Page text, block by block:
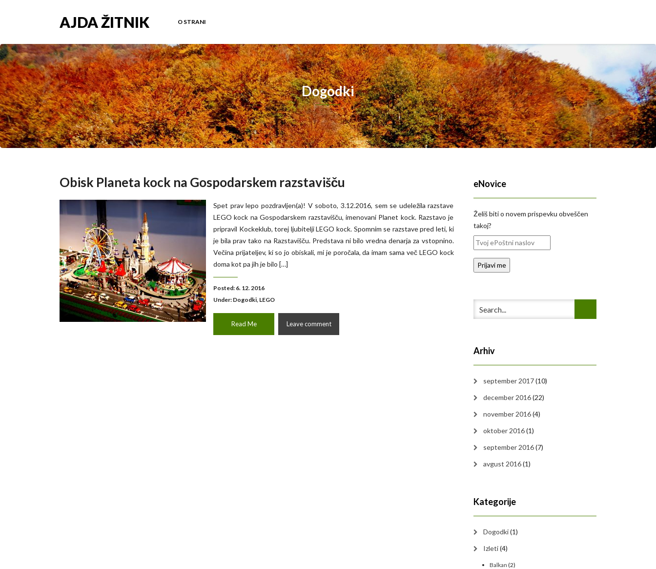
AJDA ŽITNIK O STRANI
Dogodki
Obisk Planeta kock na Gospodarskem razstavišču
Spet prav lepo pozdravljen(a)! V soboto, 3.12.2016, sem se udeležila razstave
LEGO kock na Gospodarskem razstavišču, imenovani Planet kock. Razstavo je
pripravil Kockeklub, torej ljubitelji LEGO kock. Spomnim se razstave pred leti, ki
je bila prav tako na Razstavišču. Predstava ni bilo vredna denarja za vstopnino.
Večina prijateljev, ki so jo obiskali, mi je poročala, da imam sama več LEGO kock
doma kot pa jih je bilo […]
Posted: 6. 12. 2016
Under: Dogodki, LEGO
Read Me Leave comment
eNovice
Želiš biti o novem prispevku obveščen
takoj?
Arhiv
september 2017(10)
december 2016(22)
november 2016(4)
oktober 2016(1)
september 2016(7)
avgust 2016(1)
Kategorije
Dogodki(1)
Izleti(4)
Balkan (2)